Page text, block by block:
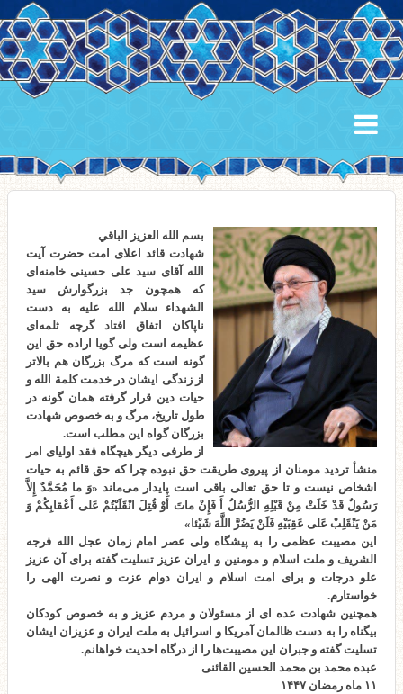
بسم الله العزیز الباقي
شهادت قائد اعلای امت حضرت آیت
الله آقای سید علی حسینی خامنه‌ای
که همچون جد بزرگوارش سید
الشهداء سلام الله علیه به دست
ناپاکان اتفاق افتاد گرچه ثلمه‌ای
عظیمه است ولی گویا اراده حق این
گونه است که مرگ بزرگان هم بالاتر
از زندگی ایشان در خدمت کلمة الله و
حیات دین قرار گرفته همان گونه در
طول تاریخ، مرگ و به خصوص شهادت
بزرگان گواه این مطلب است.
از طرفی دیگر هیچگاه فقد اولیای امر
منشأ تردید مومنان از پیروی طریقت حق نبوده چرا که حق قائم به حیات
اشخاص نیست و تا حق تعالی باقی است پایدار می‌ماند «وَ ما مُحَمَّدٌ إِلاَّ
رَسُولٌ قَدْ خَلَتْ مِنْ قَبْلِهِ الرُّسُلُ أَ فَإِنْ ماتَ أَوْ قُتِلَ انْقَلَبْتُمْ عَلى‌ أَعْقابِكُمْ وَ
مَنْ يَنْقَلِبْ عَلى‌ عَقِبَيْهِ فَلَنْ يَضُرَّ اللَّهَ شَيْئا»
این مصیبت عظمی را به پیشگاه ولی عصر امام زمان عجل الله فرجه
الشریف و ملت اسلام و مومنین و ایران عزیز تسلیت گفته برای آن عزیز
علو درجات و برای امت اسلام و ایران دوام عزت و نصرت الهی را
خواستارم.
همچنین شهادت عده ای از مسئولان و مردم عزیز و به خصوص کودکان
بیگناه را به دست ظالمان آمریکا و اسرائیل به ملت ایران و عزیزان ایشان
تسلیت گفته و جبران این مصیبت‌ها را از درگاه احدیت خواهانم.
عبده محمد بن محمد الحسین القائنی
۱۱ ماه رمضان ۱۴۴۷